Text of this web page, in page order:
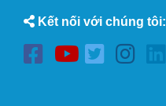
Kết nối với chúng tôi: